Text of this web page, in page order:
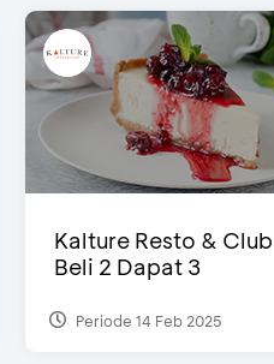
Kalture Resto &
Beli 2 Dapat 3
Periode 14 Feb 2025